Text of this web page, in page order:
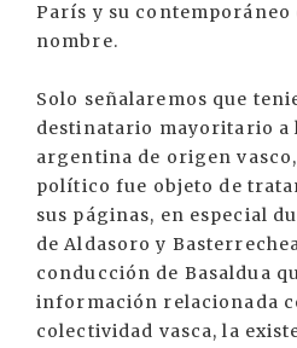
París y su
nombre.
Solo señalaremos que
destinatario mayoritario a
argentina de origen
político fue objeto de
sus páginas, en especial
de Aldasoro y
conducción de Basaldua
información relacionada
colectividad vasca, la